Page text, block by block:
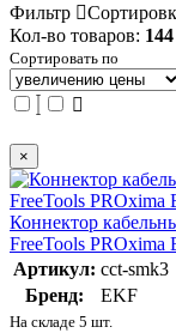
Фильтр
Кол-во товаров: 144
Сортировать по
×
Коннектор
FreeTools PROxima
Артикул: cct-smk3
Бренд:
EKF
На складе 5 шт.